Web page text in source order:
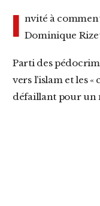
I nvité à
Dominique
Parti des pédocriminels, il a bifurqué vers la prison, avant de prendre une sortie inattendue
vers l’islam et les
défaillant pour un